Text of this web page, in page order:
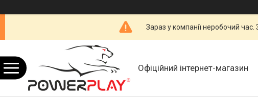
Зараз у компанії неробочий
Офіційний інтернет-магазин